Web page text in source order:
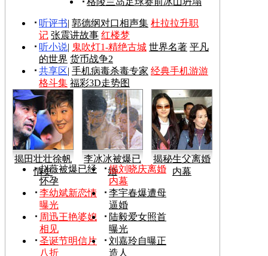
听评书| 郭德纲对口相声集 杜拉拉升职
记 张震讲故事 红楼梦
听小说| 鬼吹灯1-精绝古城 世界名著 平凡
的世界 货币战争2
共享区| 手机病毒杀毒专家 经典手机游游
格斗集 福彩3D走势图
揭田壮壮徐帆
情史
李冰冰被爆已
婚
揭秘生父离婚
内幕
赵薇被爆已经
怀孕
揭刘晓庆离婚
内幕
李幼斌新恋情
曝光
李宇春爆遭母
逼婚
周迅王艳婆媳
相见
陆毅爱女照首
曝光
圣诞节明信片
八折
刘嘉玲自曝正
造人